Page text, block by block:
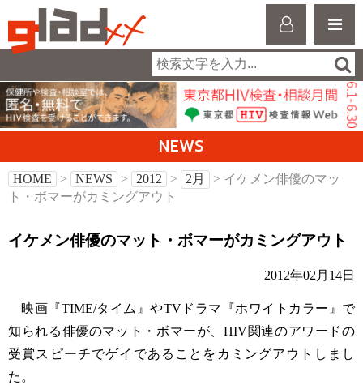
NEWS
HOME > NEWS > 2012 > 2月
> イケメン俳優のマッ
ト・ボマーがカミングアウト
イケメン俳優のマット・ボマーがカミングアウト
2012年02月14日
映画『TIME/タイム』やTVドラマ『ホワイトカラー』で
知られる俳優のマット・ボマーが、HIV関連のアワードの
受賞スピーチでゲイであることをカミングアウトしまし
た。